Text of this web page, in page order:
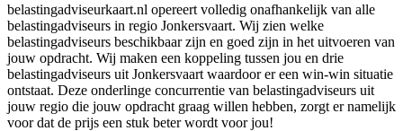
belastingadviseurkaart.nl opereert volledig onafhankelijk van alle
belastingadviseurs in regio Jonkersvaart. Wij zien welke
belastingadviseurs beschikbaar zijn en goed zijn in het uitvoeren van
jouw opdracht. Wij maken een koppeling tussen jou en drie
belastingadviseurs uit Jonkersvaart waardoor er een win-win situatie
ontstaat. Deze onderlinge concurrentie van belastingadviseurs uit
jouw regio die jouw opdracht graag willen hebben, zorgt er namelijk
voor dat de prijs een stuk beter wordt voor jou!